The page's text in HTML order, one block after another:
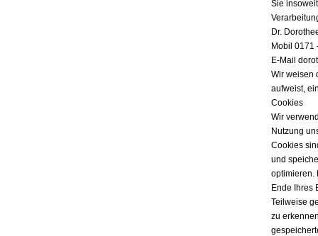
Sie
Dr.
Mobil 0171
E-Mail
Wir weisen
aufweist,
Cookies
Wir
Nutzung
Cookies
und
optimieren.
Ende Ihres
Teilweise
zu